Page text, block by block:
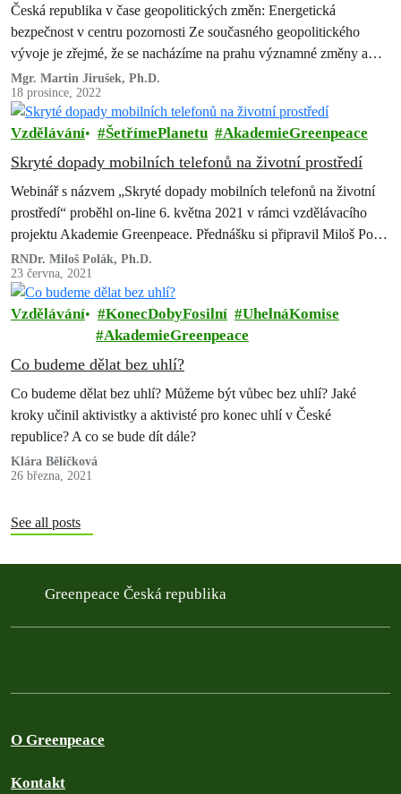
Česká republika v čase geopolitických změn: Energetická
bezpečnost v centru pozornosti Ze současného geopolitického
vývoje je zřejmé, že se nacházíme na prahu významné změny a
přechodu k jinému typu energetických systémů, které budou
zahrnovat větší množství obnovitelných zdrojů. Tato tranzice je
zásadní pro energetickou bezpečnost i řešení probíhající klimatické
krize
Mgr. Martin Jirušek, Ph.D.
18 prosince, 2022
Vzdělávání ŠetřímePlanetu AkademieGreenpeace
Skryté dopady mobilních telefonů na životní prostředí
Webinář s názvem „Skryté dopady mobilních telefonů na životní
prostředí“ proběhl on-line 6. května 2021 v rámci vzdělávacího
projektu Akademie Greenpeace. Přednášku si připravil Miloš Polák
z neziskové společnosti REMOBIL, která se zabývá…
RNDr. Miloš Polák, Ph.D.
23 června, 2021
Vzdělávání KonecDobyFosilní
UhelnáKomise
AkademieGreenpeace
Co budeme dělat bez uhlí?
Co budeme dělat bez uhlí? Můžeme být vůbec bez uhlí? Jaké
kroky učinil aktivistky a aktivisté pro konec uhlí v České
republice? A co se bude dít dále?
Klára Bělíčková
26 března, 2021
See all posts
Greenpeace Česká republika
O Greenpeace
Kontakt